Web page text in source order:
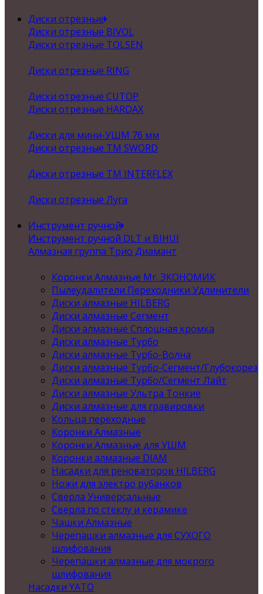
Диски отрезные
Диски отрезные BIVOL
Диски отрезные TOLSEN
Диски отрезные RING
Диски отрезные CUTOP
Диски отрезные HARDAX
Диски для мини-УШМ 76 мм
Диски отрезные ТМ SWORD
Диски отрезные ТМ INTERFLEX
Диски отрезные Луга
Инструмент ручной
Инструмент ручной DLT и BIHUI
Алмазная группа Трио Диамант
Коронки Алмазные Mr. ЭКОНОМИК
Пылеудалители Переходники Удлинители
Диски алмазные HILBERG
Диски алмазные Сегмент
Диски алмазные Сплошная кромка
Диски алмазные Турбо
Диски алмазные Турбо-Волна
Диски алмазные Турбо-Сегмент/Глубокорез
Диски алмазные Турбо/Сегмент Лайт
Диски алмазные Ультра Тонкие
Диски алмазные для гравировки
Кольца переходные
Коронки Алмазные
Коронки Алмазные для УШМ
Коронки алмазные DIAM
Насадки для реноваторов HILBERG
Ножи для электро рубанков
Сверла Универсальные
Сверла по стеклу и керамике
Чашки Алмазные
Черепашки алмазные для СУХОГО
шлифования
Черепашки алмазные для мокрого
шлифования
Насадки YATO